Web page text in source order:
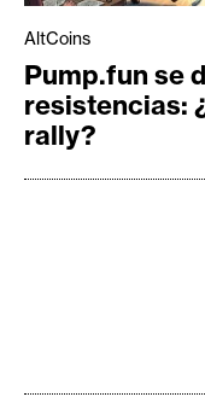
AltCoins
Pump.fun se
resistencias:
rally?